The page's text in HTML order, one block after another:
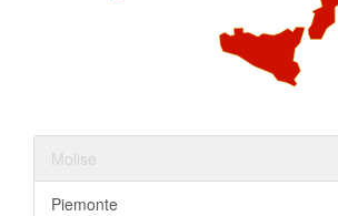
Molise
Piemonte